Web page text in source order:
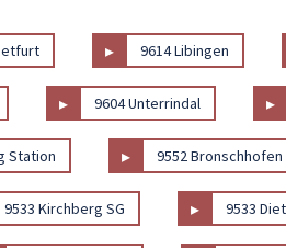
▸ 9614 Libingen
▸ 9604 Unterrindal ▸
Station ▸ 9552 Bronschhofen
9533 Kirchberg SG ▸ 9533